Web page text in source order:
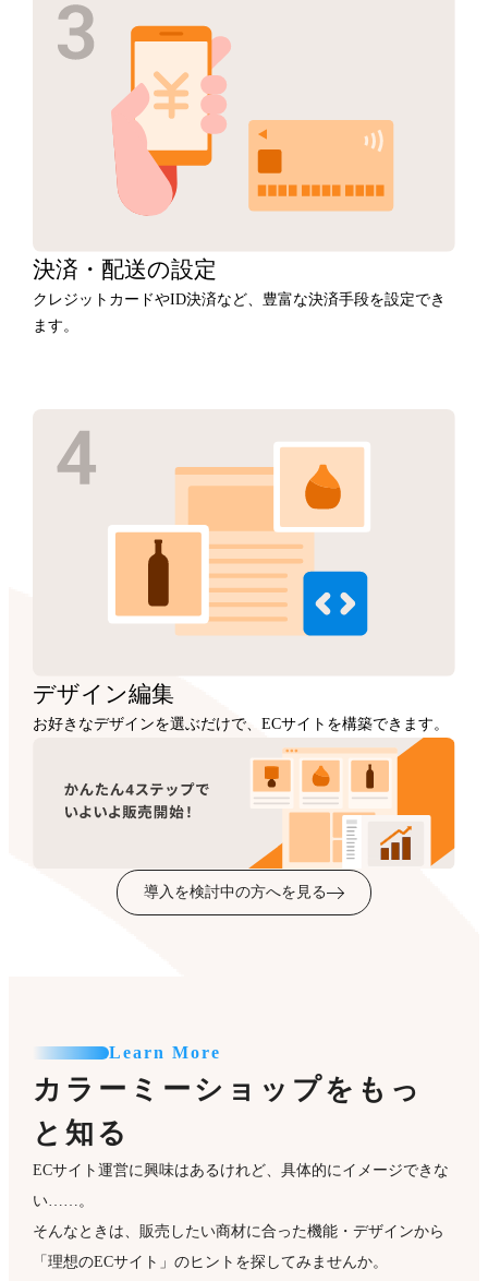
決済・ 配送の設定
クレジットカードやID決済など、豊富な決済手段を設定でき
ます。
デザイン編集
お好きなデザインを選ぶだけで、ECサイトを構築できます。
導入を検討中の方へを見る
Learn More
カラーミーショップをもっ
と知る
ECサイト運営に興味はあるけれど、具体的にイメージできな
い……。
そんなときは、販売したい商材に合った機能・デザインから
「理想のECサイト」のヒントを探してみませんか。